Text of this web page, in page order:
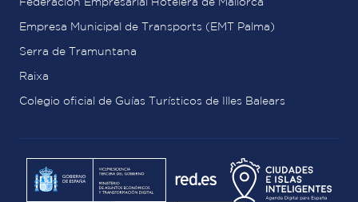
Empresa Municipal de Transports (EMT Palma)
Serra de Tramuntana
Raixa
Colegio oficial de Guías Turísticos de Illes Balears